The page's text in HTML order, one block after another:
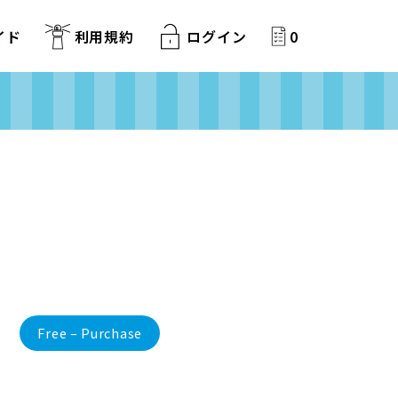
ド 利用規約 ログイン 0
Free – Purchase